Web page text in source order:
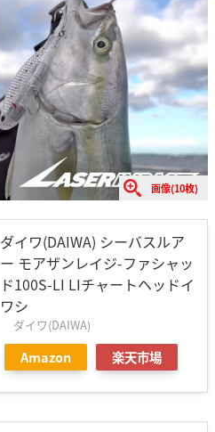
画像(10枚)
ダイワ(DAIWA) シーバスルア
ー モアザンレイジ-ファシャッ
ド100S-LI LIチャートヘッドイ
ワシ
ダイワ(DAIWA)
Amazon 楽天市場